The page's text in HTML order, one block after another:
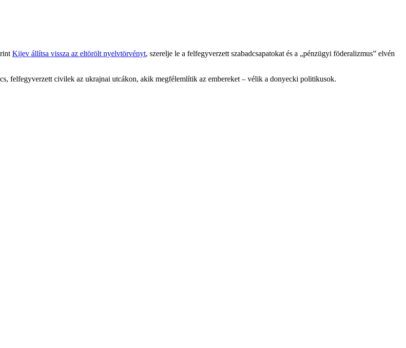
Kijev állítsa vissza az eltörölt nyelvtörvényt, szerelje le a felfegyverzett szabadcsapatokat és a „pénzügyi föderalizmus” elvén
felfegyverzett civilek az ukrajnai utcákon, akik megfélemlítik az embereket – vélik a donyecki politikusok.